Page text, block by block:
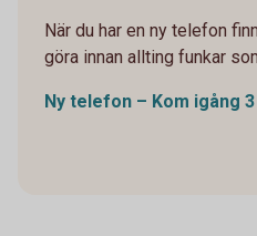
När du har en ny telefon
göra innan allting funkar
Ny telefon – Kom igång 3